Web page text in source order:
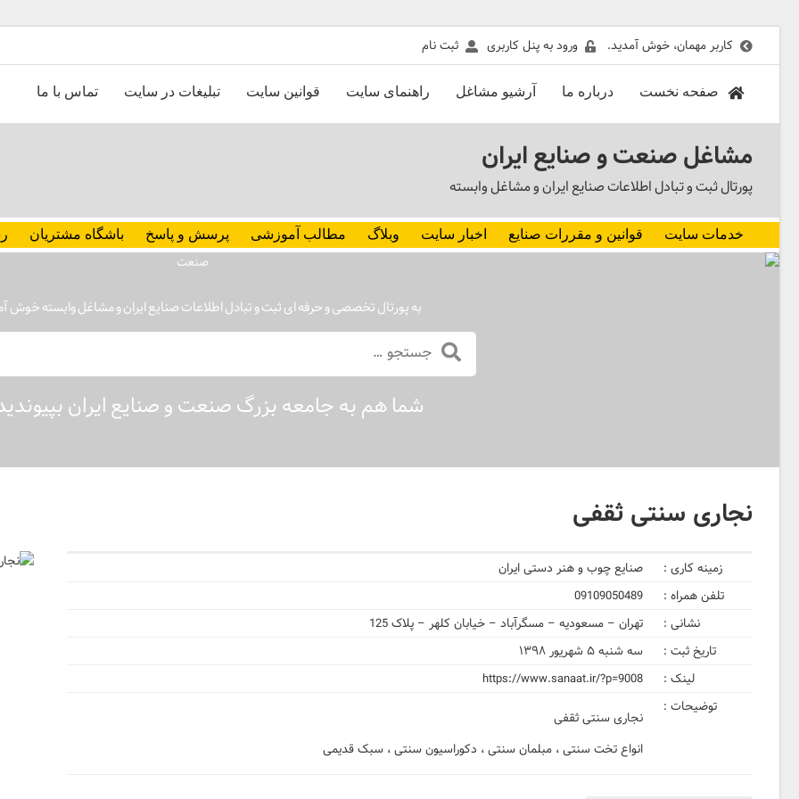
کاربر مهمان، خوش آمدید. ورود به پنل کاربری ثبت نام
صفحه نخست درباره ما آرشیو مشاغل راهنمای سایت قوانین سایت تبلیغات در سایت تماس با ما
مشاغل صنعت و صنایع ایران
پورتال ثبت و تبادل اطلاعات صنایع ایران و مشاغل وابسته
خدمات سایت قوانین و مقررات صنایع اخبار سایت وبلاگ مطالب آموزشی پرسش و پاسخ باشگاه مشتریان
به پورتال تخصصی و حرفه ای ثبت و تبادل اطلاعات صنایع ایران و مشاغل وابسته خوش
شما هم به جامعه بزرگ صنعت و صنایع ایران
نجاری سنتی ثقفی
زمینه کاری :
صنایع چوب و هنر دستی ایران
تلفن همراه :
09109050489
نشانی :
تهران – مسعودیه – مسگرآباد – خیابان کلهر – پلاک 125
تاریخ ثبت :
سه شنبه ۵ شهریور ۱۳۹۸
لینک :
https://www.sanaat.ir/?p=9008
توضیحات :
نجاری سنتی ثقفی
انواع تخت سنتی ، مبلمان سنتی ، دکوراسیون سنتی ، سبک قدیمی